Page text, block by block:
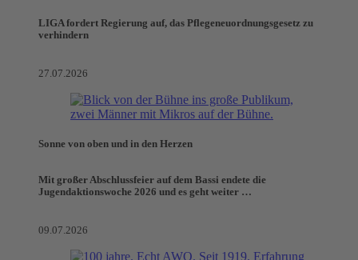
LIGA fordert Regierung auf, das Pflegeneuordnungsgesetz zu
verhindern
27.07.2026
Sonne von oben und in den Herzen
Mit großer Abschlussfeier auf dem Bassi endete die
Jugendaktionswoche 2026 und es geht weiter …
09.07.2026